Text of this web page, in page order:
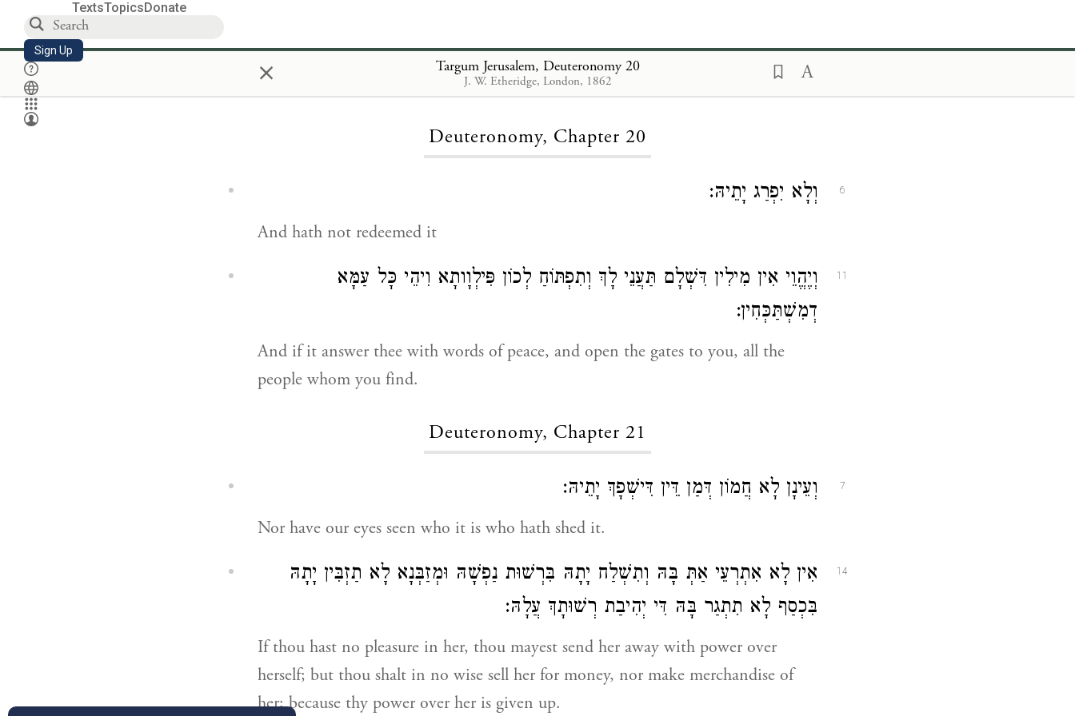
TextsTopicsDonate
Sign Up × Targum Jerusalem, Deuteronomy 20
J. W. Etheridge, London, 1862
Loading...
Deuteronomy, Chapter 20
6 וְלָא יִפְרַג יָתֵיהּ:
And hath not redeemed it
11
וְיֶהֱוֵי אִין מִילִין דִּשְׁלָם תַּעֲנֵי לָךְ וְתִפְתּוֹחַ לְכוֹן פִּילְוָותָא וִיהֵי כָּל עַמָּא
דְמִשְׁתַּכְּחִין:
And if it answer thee with words of peace, and open the gates to you, all the
people whom you find.
Deuteronomy, Chapter 21
7 וְעֵינָן לָא חֲמוֹן דְּמַן דֵּין דִּישְׁפָךְ יָתֵיהּ:
Nor have our eyes seen who it is who hath shed it.
14
אִין לָא אִתְרְעֵי אַתְּ בָּהּ וְתִשְׁלַח יָתָהּ בִּרְשׁוּת נַפְשָׁהּ וּמְזַבְּנָא לָא תַזְבִּין יָתָהּ
בִּכְסַף לָא תִתְגַר בָּהּ דִּי יְהִיבַת רְשׁוּתָךְ עֲלָהּ:
If thou hast no pleasure in her, thou mayest send her away with power over
herself; but thou shalt in no wise sell her for money, nor make merchandise of
her; because thy power over her is given up.